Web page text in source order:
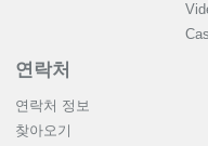
연락처
연락처 정보
찾아오기